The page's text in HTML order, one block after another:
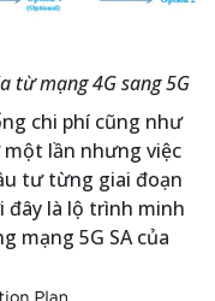
từ mạng 4G sang 5G
chi phí cũng như
lần nhưng việc
tư từng giai đoạn
đây là lộ trình minh
mạng 5G SA của